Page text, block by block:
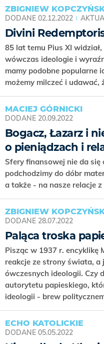
ZBIGNIEW
DODANE 02.12.2022
Divini
85 lat temu Pius XI
wówczas ideologie i
mamy podobne popularne
możemy milczeć i udawać,
MACIEJ GÓRNICKI
DODANE 20.09.2022
Bogacz, Łazarz i
o pieniądzach i
Sfery finansowej nie da się
podchodzimy do dóbr
a także - na nasze relacje
ZBIGNIEW
DODANE 28.07.2022
Paląca troska
Pisząc w 1937 r. encyklikę
reakcje ze strony świata, a
ówczesnych ideologii. Czy
autorytetu papieskiego,
ideologii - brew
ECHO KATOLICKIE
DODANE 05.05.2022